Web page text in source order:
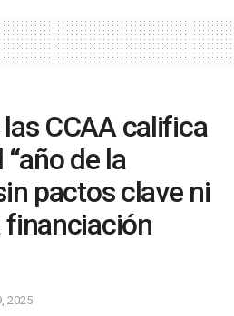
CCAA califica
de la
pactos clave ni
2025